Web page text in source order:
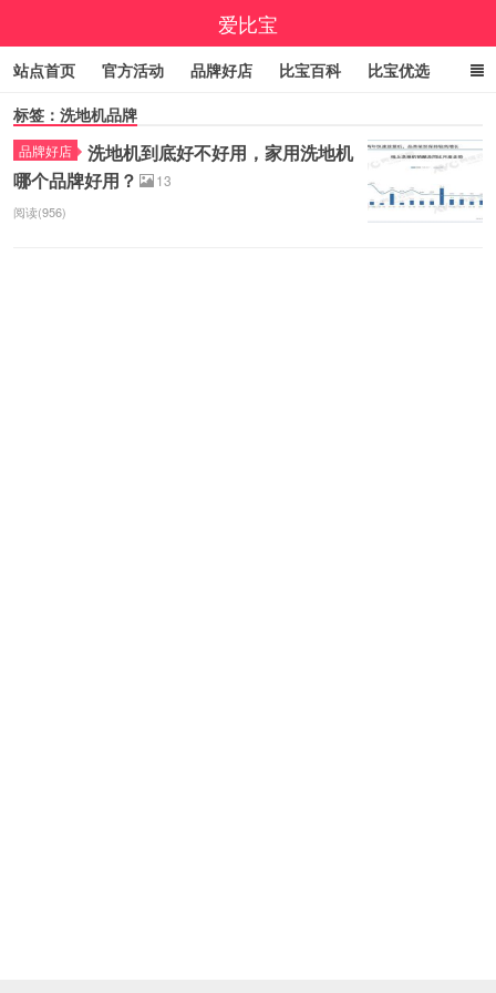
爱比宝
站点首页 官方活动 品牌好店 比宝百科 比宝优选
立即领券 大额优惠券
线报中心 百亿补贴 咚咚抢 9.9包邮 高佣精选
今日折上折
标签：洗地机品牌
品牌好店
洗地机到底好不好用，家用洗地机
哪个品牌好用？
13
阅读(956)